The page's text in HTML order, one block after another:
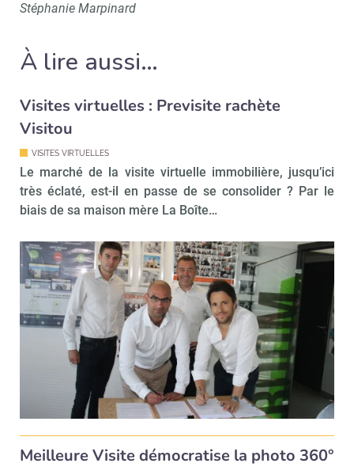
Stéphanie Marpinard
À lire aussi…
Visites virtuelles : Previsite rachète
Visitou
VISITES VIRTUELLES
Le marché de la visite virtuelle immobilière, jusqu’ici
très éclaté, est-il en passe de se consolider ? Par le
biais de sa maison mère La Boîte…
Meilleure Visite démocratise la photo 360°
Recevoir Immo Matin
Valider
Non merci, je reçois déjà
Je déciderai plus
tard